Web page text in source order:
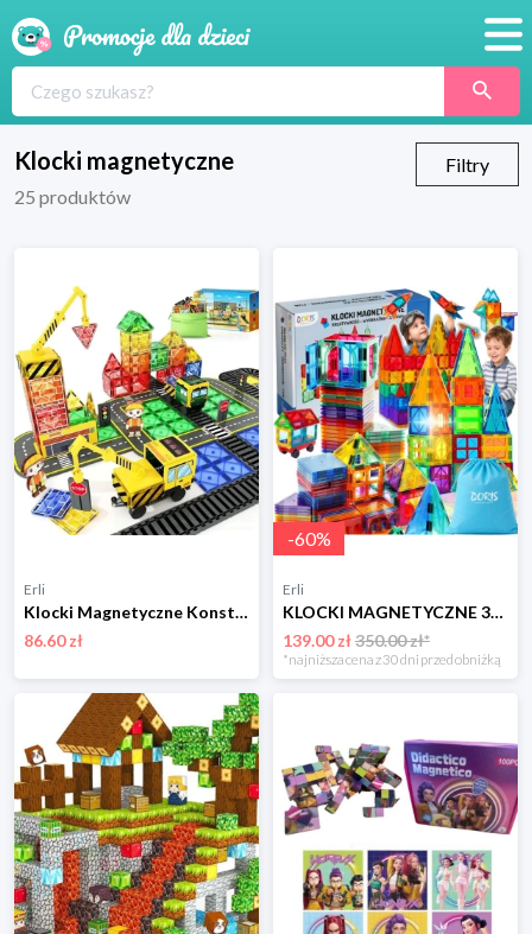
Wyprawka
Klocki magnetyczne
Filtry
25 produktów
Erli
Klocki Magnetyczne Konstrukcyjne Duże Dzieci Zabawki Chłopca Zestaw Pojazdy
86.60 zł
-60%
Erli
KLOCKI MAGNETYCZNE 3D konstrukcyjne DUŻE Zestaw XXL Magnetic Tiles 109 el.
139.00 zł350.00 zł*
*najniższa cena z 30 dni przed obniżką